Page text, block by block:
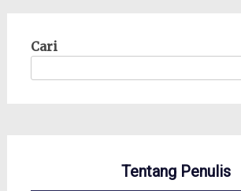
Cari
Tentang Penulis